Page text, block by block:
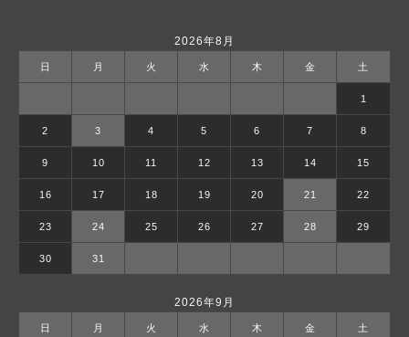
2026年8月
日 月 火 水 木 金 土
1
2 3 4 5 6 7 8
9 10 11 12 13 14 15
16 17 18 19 20 21 22
23 24 25 26 27 28 29
30 31
2026年9月
日 月 火 水 木 金 土